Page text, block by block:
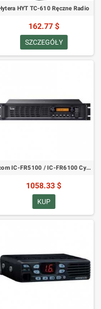
HYT TC-610 Ręczne Radio
162.77 $
SZCZEGÓŁY
Icom IC-FR5100 / IC-FR6100 Cyfrowy PMR IDAS Repeater
1058.33 $
KUP